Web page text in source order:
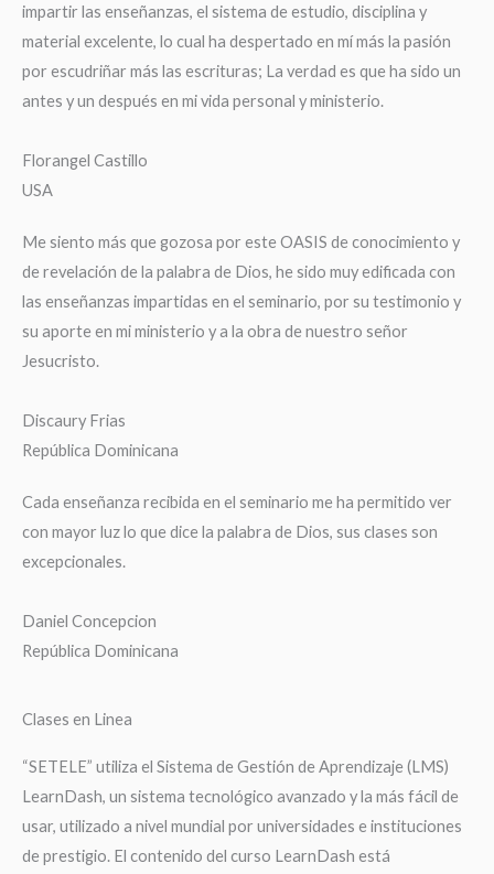
impartir las enseñanzas, el sistema de estudio, disciplina y
material excelente, lo cual ha despertado en mí más la pasión
por escudriñar más las escrituras; La verdad es que ha sido un
antes y un después en mi vida personal y ministerio.
Florangel Castillo
USA
Me siento más que gozosa por este OASIS de conocimiento y
de revelación de la palabra de Dios, he sido muy edificada con
las enseñanzas impartidas en el seminario, por su testimonio y
su aporte en mi ministerio y a la obra de nuestro señor
Jesucristo.
Discaury Frias
República Dominicana
Cada enseñanza recibida en el seminario me ha permitido ver
con mayor luz lo que dice la palabra de Dios, sus clases son
excepcionales.
Daniel Concepcion
República Dominicana
Clases en Linea
“SETELE” utiliza el Sistema de Gestión de Aprendizaje (LMS)
LearnDash, un sistema tecnológico avanzado y la más fácil de
usar, utilizado a nivel mundial por universidades e instituciones
de prestigio. El contenido del curso LearnDash está